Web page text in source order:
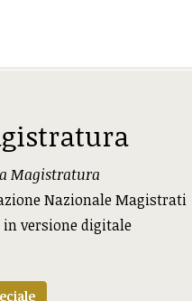
Magistratura
Nazionale Magistrati
versione digitale